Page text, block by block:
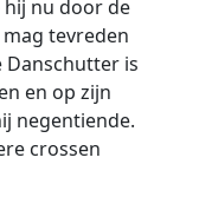
nu door de
tevreden
Danschutter is
en op zijn
negentiende.
crossen